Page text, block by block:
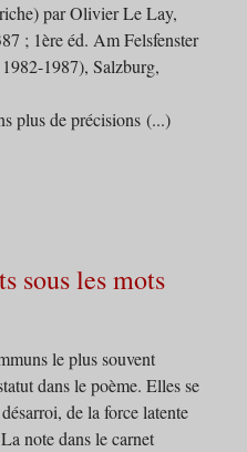
par Olivier Le Lay,
; 1ère éd. Am Felsfenster
1987), Salzburg,
plus de précisions (...)
sous les mots
le plus souvent
dans le poème. Elles se
de la force latente
note dans le carnet